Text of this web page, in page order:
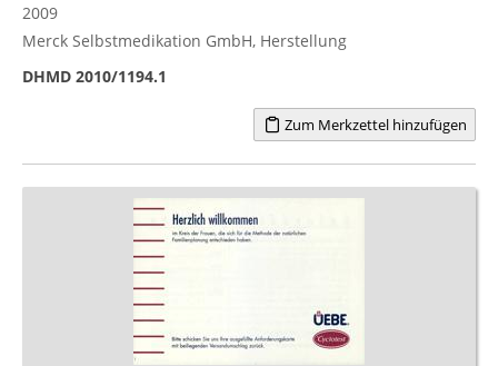
2009
Merck Selbstmedikation GmbH, Herstellung
DHMD 2010/1194.1
Zum Merkzettel hinzufügen